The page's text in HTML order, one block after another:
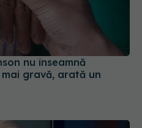
nu înseamnă
gravă, arată un